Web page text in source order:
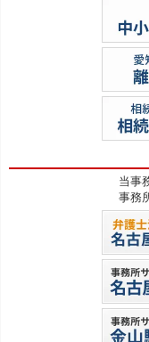
当事
事務